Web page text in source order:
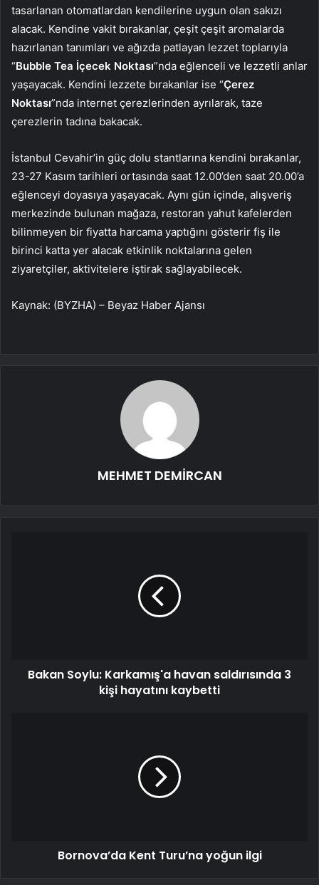
tasarlanan otomatlardan kendilerine uygun olan sakızı
alacak. Kendine vakit bırakanlar, çeşit çeşit aromalarda
hazırlanan tanımları ve ağızda patlayan lezzet toplarıyla
“Bubble Tea İçecek Noktası”nda eğlenceli ve lezzetli anlar
yaşayacak. Kendini lezzete bırakanlar ise “Çerez
Noktası”nda internet çerezlerinden ayrılarak, taze
çerezlerin tadına bakacak.
İstanbul Cevahir’in güç dolu stantlarına kendini bırakanlar,
23-27 Kasım tarihleri ortasında saat 12.00’den saat 20.00’a
eğlenceyi doyasıya yaşayacak. Aynı gün içinde, alışveriş
merkezinde bulunan mağaza, restoran yahut kafelerden
bilinmeyen bir fiyatta harcama yaptığını gösterir fiş ile
birinci katta yer alacak etkinlik noktalarına gelen
ziyaretçiler, aktivitelere iştirak sağlayabilecek.
Kaynak: (BYZHA) – Beyaz Haber Ajansı
MEHMET DEMİRCAN
Bakan Soylu: Karkamış'a havan saldırısında 3
kişi hayatını kaybetti
Bornova’da Kent Turu’na yoğun ilgi